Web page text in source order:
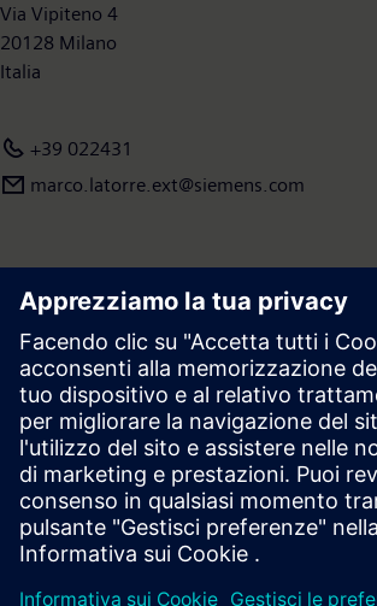
Via Vipiteno 4
20128 Milano
Italia
+39 022431
marco.latorre.ext@siemens.com
Area stampa | Azienda | Siemens
© Siemens 1996 – 2026
Informazioni Corporate
Privacy